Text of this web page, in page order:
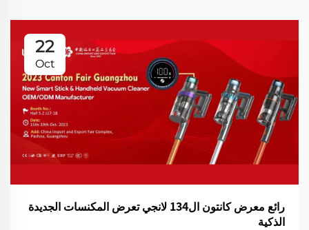
22
Oct
رائع معرض كانتون ال134 لانجي تعرض المكنسات الجديدة
الذكية